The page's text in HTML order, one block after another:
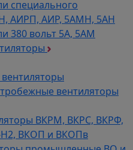
специального
АИРП, АИР, 5АМН, 5АН
380 вольт 5А, 5АМ
вентиляторы
ВКРМ, ВКРС, ВКРФ,
ВКОП и ВКОПв